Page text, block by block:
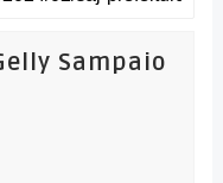
Sampaio